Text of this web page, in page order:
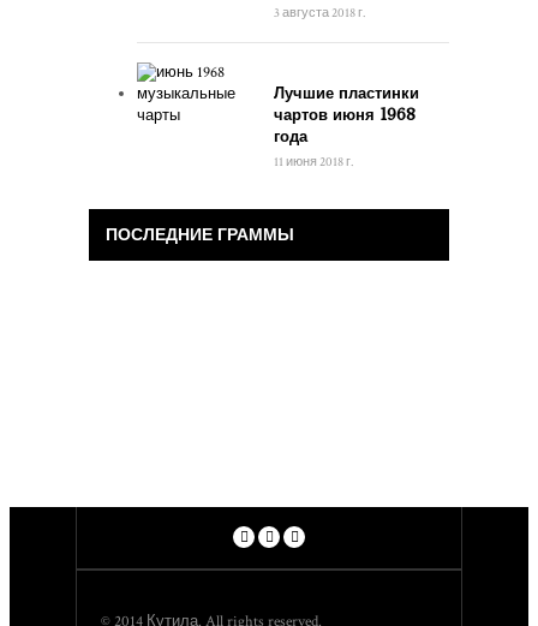
3 августа 2018 г.
Лучшие пластинки
чартов июня 1968
года
11 июня 2018 г.
ПОСЛЕДНИЕ ГРАММЫ